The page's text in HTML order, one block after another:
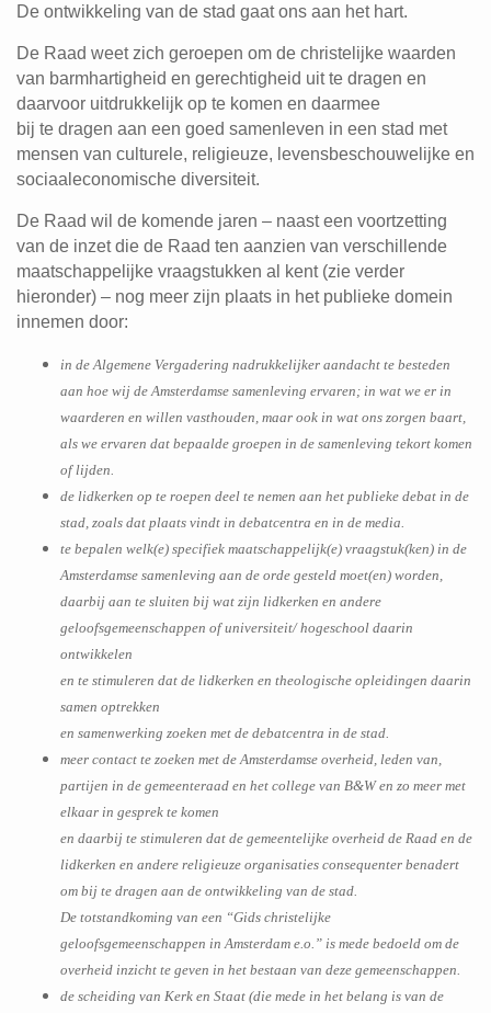
De ontwikkeling van de stad gaat ons aan het hart.
De Raad weet zich geroepen om de christelijke waarden
van barmhartigheid en gerechtigheid uit te dragen en
daarvoor uitdrukkelijk op te komen en daarmee
bij te dragen aan een goed samenleven in een stad met
mensen van culturele, religieuze, levensbeschouwelijke en
sociaaleconomische diversiteit.
De Raad wil de komende jaren – naast een voortzetting
van de inzet die de Raad ten aanzien van verschillende
maatschappelijke vraagstukken al kent (zie verder
hieronder) – nog meer zijn plaats in het publieke domein
innemen door:
in de Algemene Vergadering nadrukkelijker aandacht te besteden
aan hoe wij de Amsterdamse samenleving ervaren; in wat we er in
waarderen en willen vasthouden, maar ook in wat ons zorgen baart,
als we ervaren dat bepaalde groepen in de samenleving tekort komen
of lijden.
de lidkerken op te roepen deel te nemen aan het publieke debat in de
stad, zoals dat plaats vindt in debatcentra en in de media.
te bepalen welk(e) specifiek maatschappelijk(e) vraagstuk(ken) in de
Amsterdamse samenleving aan de orde gesteld moet(en) worden,
daarbij aan te sluiten bij wat zijn lidkerken en andere
geloofsgemeenschappen of universiteit/ hogeschool daarin
ontwikkelen
en te stimuleren dat de lidkerken en theologische opleidingen daarin
samen optrekken
en samenwerking zoeken met de debatcentra in de stad.
meer contact te zoeken met de Amsterdamse overheid, leden van,
partijen in de gemeenteraad en het college van B&W en zo meer met
elkaar in gesprek te komen
en daarbij te stimuleren dat de gemeentelijke overheid de Raad en de
lidkerken en andere religieuze organisaties consequenter benadert
om bij te dragen aan de ontwikkeling van de stad.
De totstandkoming van een “Gids christelijke
geloofsgemeenschappen in Amsterdam e.o.” is mede bedoeld om de
overheid inzicht te geven in het bestaan van deze gemeenschappen.
de scheiding van Kerk en Staat (die mede in het belang is van de